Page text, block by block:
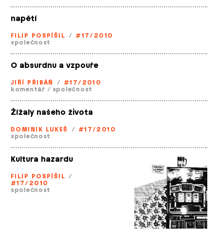
napětí
FILIP POSPÍŠIL / #17/2010
společnost
O absurdnu a vzpouře
JIŘÍ PŘIBÁŇ / #17/2010
komentář / společnost
Žížaly našeho života
DOMINIK LUKEŠ / #17/2010
společnost
Kultura hazardu
FILIP POSPÍŠIL /
#17/2010
společnost